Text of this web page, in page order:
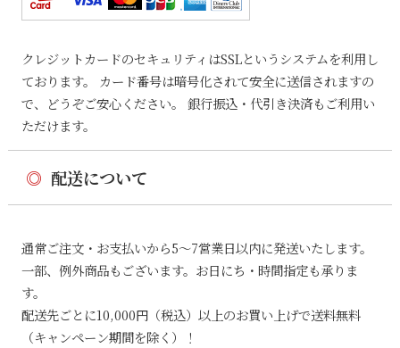
クレジットカードのセキュリティはSSLというシステムを利用し
ております。 カード番号は暗号化されて安全に送信されますの
で、どうぞご安心ください。 銀行振込・代引き決済もご利用い
ただけます。
◎ 配送について
通常ご注文・お支払いから5〜7営業日以内に発送いたします。
一部、例外商品もございます。お日にち・時間指定も承りま
す。
配送先ごとに10,000円（税込）以上のお買い上げで送料無料
（キャンペーン期間を除く）！